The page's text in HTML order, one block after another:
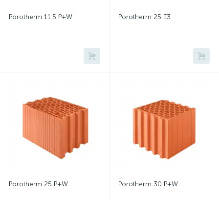
Porotherm 11.5 P+W Porotherm 25 E3
Porotherm 25 P+W Porotherm 30 P+W